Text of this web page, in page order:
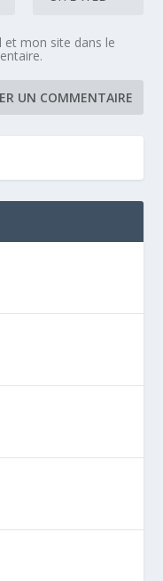
mon site dans le